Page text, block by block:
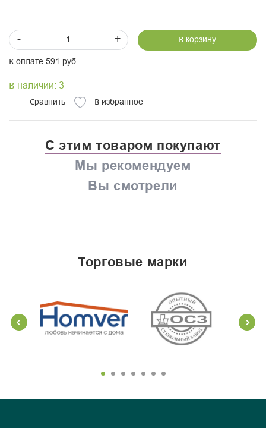
- + В корзину
К оплате 591 руб.
В наличии: 3
Сравнить В избранное
С этим товаром покупают
Мы рекомендуем
Вы смотрели
торговые марки